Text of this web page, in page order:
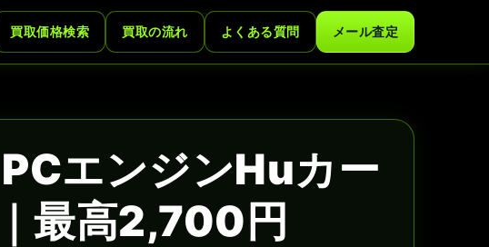
買取価格検索 買取の流れ よくある質問 メール査定
エンジンHuカー
最高2,700円